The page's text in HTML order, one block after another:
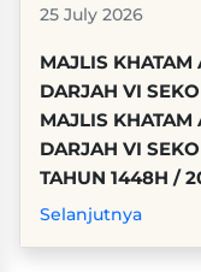
25 July 2026
MAJLIS
DARJAH VI
MAJLIS
DARJAH VI
TAHUN 1448H /
Selanjutnya